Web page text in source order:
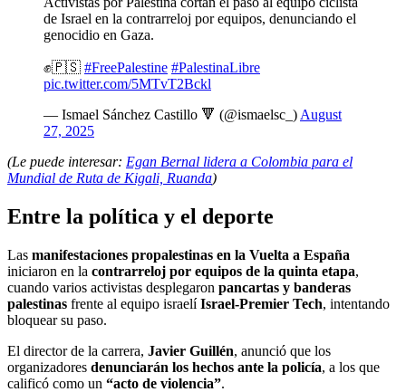
de Israel en la contrarreloj por equipos, denunciando el
genocidio en Gaza.
✊🇵🇸 #FreePalestine #PalestinaLibre
pic.twitter.com/5MTvT2Bckl
— Ismael Sánchez Castillo 🔻 (@ismaelsc_) August
27, 2025
(Le puede interesar: Egan Bernal lidera a Colombia para el
Mundial de Ruta de Kigali, Ruanda)
Entre la política y el deporte
Las manifestaciones propalestinas en la Vuelta a España
iniciaron en la contrarreloj por equipos de la quinta etapa,
cuando varios activistas desplegaron pancartas y banderas
palestinas frente al equipo israelíIsrael-Premier Tech, intentando
bloquear su paso.
El director de la carrera, Javier Guillén, anunció que los
organizadores denunciarán los hechos ante la policía, a los que
calificó como un “acto de violencia”.